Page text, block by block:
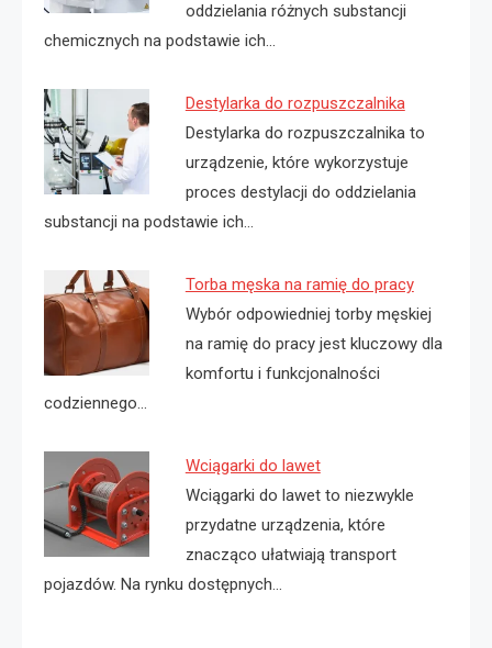
oddzielania różnych substancji
chemicznych na podstawie ich…
Destylarka do rozpuszczalnika
Destylarka do rozpuszczalnika to
urządzenie, które wykorzystuje
proces destylacji do oddzielania
substancji na podstawie ich…
Torba męska na ramię do pracy
Wybór odpowiedniej torby męskiej
na ramię do pracy jest kluczowy dla
komfortu i funkcjonalności
codziennego…
Wciągarki do lawet
Wciągarki do lawet to niezwykle
przydatne urządzenia, które
znacząco ułatwiają transport
pojazdów. Na rynku dostępnych…